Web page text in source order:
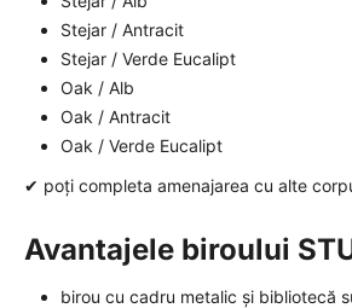
Stejar / Antracit
Stejar / Verde Eucalipt
Oak / Alb
Oak / Antracit
Oak / Verde Eucalipt
✔ poți completa amenajarea cu alte
Avantajele biroului
birou cu cadru metalic și bibliotecă